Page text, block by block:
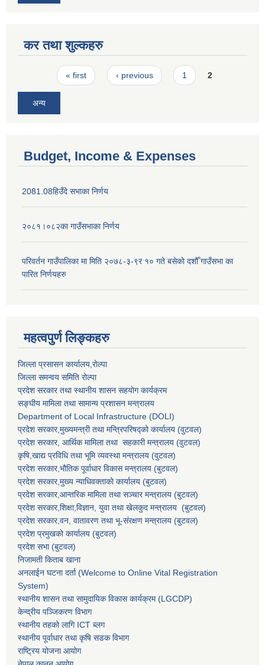
कर तथा शुल्कहरु
Pages« first ‹ previous 1 2
अन्य
Budget, Income & Expenses
2081.08हिउँदे सभाका निर्णय
२०८१।०८२का गाउँसभाका निर्णय
परिवर्तन गाउँपालिका मा मिति २०७८-३-९र १० गते बसेकाे दशौँ गाउँसभा का
पारित निर्णयहरु
महत्वपुर्ण लिङ्कहरु
जिल्ला प्रसासन कार्यालय,राेल्पा
जिल्ला समन्वय समिति रोल्पा
प्रदेश सरकार तथा स्थानीय शासन सहयाेग कार्यक्रम
सङ्‍घीय मामिला तथा सामान्य प्रशासन मन्त्रालय
Department of Local Infrastructure (DOLI)
प्रदेश सरकार,मुख्यमन्त्री तथा मन्त्रिपरिषद्को कार्यालय (वुटवल)
प्रदेश सरकार, आर्थिक मामिला तथा सहकारी मन्त्रालय (वुटवल)
कृषि,खाद्य प्रविधि तथा भूमि व्यवस्था मन्त्रालय (वुटवल)
प्रदेश सरकार,भाैतिक पूर्वाधार विकास मन्त्रालय (बुटवल)
प्रदेश सरकार,मुख्य न्याधिवक्ताकाे कार्यालय (बुटवल)
प्रदेश सरकार,आन्तरिक मामिला तथा सञ्चार मन्त्रालय (बुटवल)
प्रदेश सरकार,शिक्षा,विज्ञान, युवा तथा खेलकुद मन्त्रालय (बुटवल)
प्रदेश सरकार,वन, वातावरण तथा भू-संरक्षण मन्त्रालय (बुटवल)
प्रदेश प्रमुखकाे कार्यालय (बुटवल)
प्रदेश सभा (बुटवल)
निजामती किताब खाना
अनलाईन घटना दर्ता (Welcome to Online Vital Registration
System)
स्थानीय शासन तथा सामुदायिक विकास कार्यक्रम (LGCDP)
केन्द्रीय पञ्जिकरण विभाग
स्थानीय तहको लागि ICT ब्लग
स्थानीय पूर्वाधार तथा कृषि सडक विभाग
राष्ट्रिय योजना आयोग